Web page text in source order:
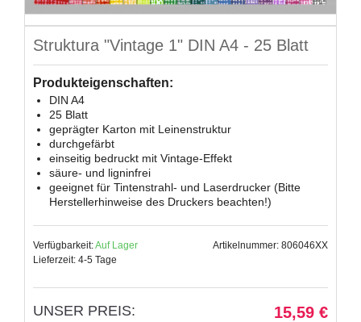
Struktura "Vintage 1" DIN A4 - 25 Blatt
Produkteigenschaften:
DIN A4
25 Blatt
geprägter Karton mit Leinenstruktur
durchgefärbt
einseitig bedruckt mit Vintage-Effekt
säure- und ligninfrei
geeignet für Tintenstrahl- und Laserdrucker (Bitte
Herstellerhinweise des Druckers beachten!)
Verfügbarkeit:Auf Lager
Lieferzeit: 4-5 Tage
Artikelnummer: 806046XX
UNSER PREIS: 15,59 €